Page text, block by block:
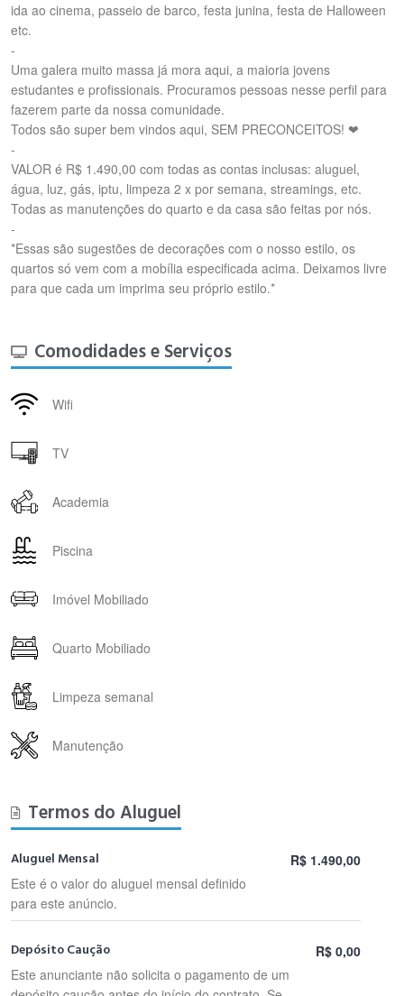
ida ao cinema, passeio de barco, festa junina, festa de Halloween
etc.
-
Uma galera muito massa já mora aqui, a maioria jovens
estudantes e profissionais. Procuramos pessoas nesse perfil para
fazerem parte da nossa comunidade.
Todos são super bem vindos aqui, SEM PRECONCEITOS! ❤
-
VALOR é R$ 1.490,00 com todas as contas inclusas: aluguel,
água, luz, gás, iptu, limpeza 2 x por semana, streamings, etc.
Todas as manutenções do quarto e da casa são feitas por nós.
-
*Essas são sugestões de decorações com o nosso estilo, os
quartos só vem com a mobília especificada acima. Deixamos livre
para que cada um imprima seu próprio estilo.*
Comodidades e Serviços
Wifi
TV
Academia
Piscina
Imóvel Mobiliado
Quarto Mobiliado
Limpeza semanal
Manutenção
Termos do Aluguel
Aluguel Mensal
Este é o valor do aluguel mensal definido
para este anúncio.
R$ 1.490,00
Depósito Caução
Este anunciante não solicita o pagamento de um
R$ 0,00